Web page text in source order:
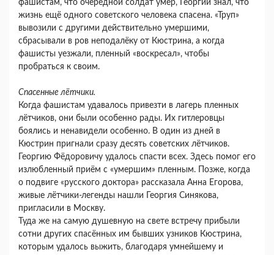
фашистам, что очередной солдат умер, Георгий знал, что
жизнь ещё одного советского человека спасена. «Труп»
вывозили с другими действительно умершими,
сбрасывали в ров неподалёку от Кюстрина, а когда
фашисты уезжали, пленный «воскресал», чтобы
пробраться к своим.
Спасенные лётчики.
Когда фашистам удавалось привезти в лагерь пленных
лётчиков, они были особенно рады. Их гитлеровцы
боялись и ненавидели особенно. В один из дней в
Кюстрин пригнали сразу десять советских лётчиков.
Георгию Фёдоровичу удалось спасти всех. Здесь помог его
излюбленный приём с «умершим» пленным. Позже, когда
о подвиге «русского доктора» рассказала Анна Егорова,
живые лётчики-легенды нашли Георгия Синякова,
пригласили в Москву.
Туда же на самую душевную на свете встречу прибыли
сотни других спасённых им бывших узников Кюстрина,
которым удалось выжить, благодаря умнейшему и